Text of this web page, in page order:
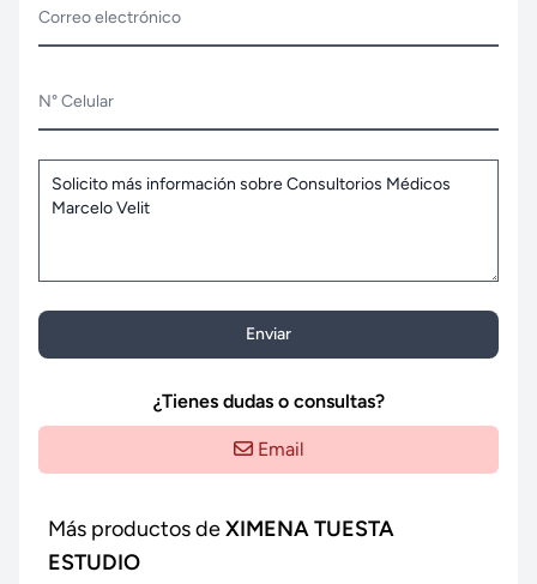
Correo electrónico
N° Celular
Enviar
¿Tienes dudas o consultas?
Email
Más productos deXIMENA TUESTA
ESTUDIO